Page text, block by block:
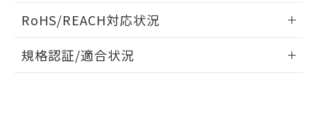
ドすることができます。
ログイン/会員登録
RoHS/REACH対応状況
EU RoHS 注意事項・凡例
規格認証/適合状況